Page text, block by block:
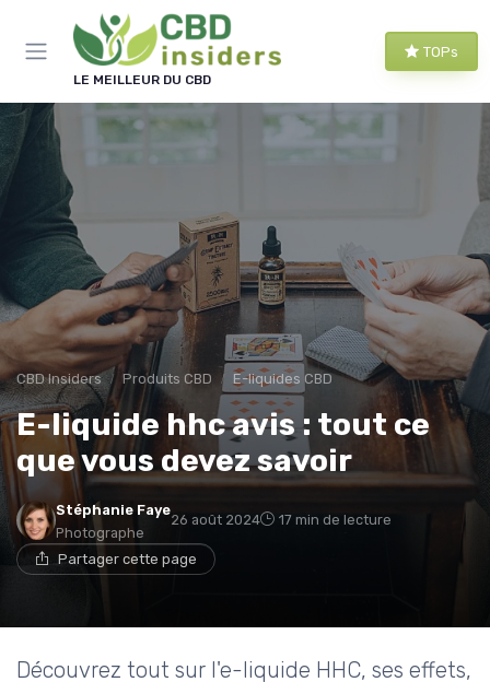
LE MEILLEUR DU CBD
TOPs
CBD Insiders Produits CBD E-liquides CBD
E-liquide hhc avis : tout ce
que vous devez savoir
Stéphanie Faye
Photographe
26 août 2024 17 min de lecture
Partager cette page
Découvrez tout sur l'e-liquide HHC, ses effets,
Panneau de gestion des cookies